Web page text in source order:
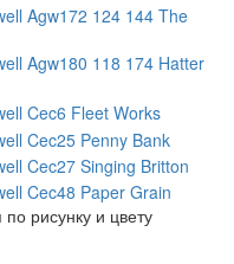
рисунку и цвету